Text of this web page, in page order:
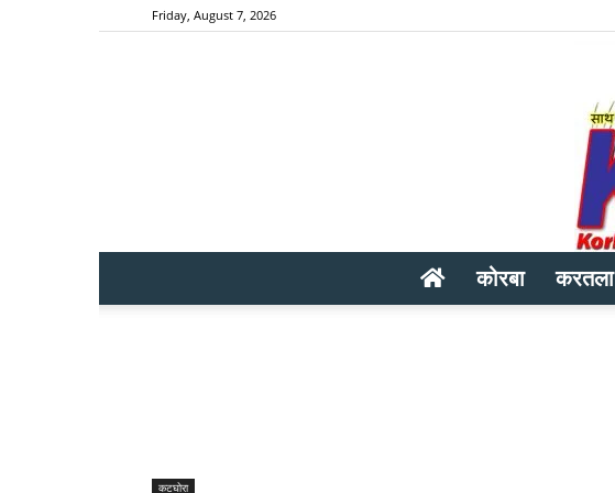
Friday, August 7, 2026
कोरबा करतला
कटघोरा